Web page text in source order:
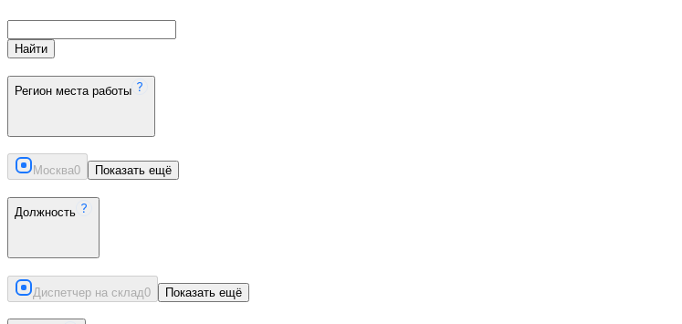
Найти
Регион места работы
Москва0 Показать ещё
Должность
Диспетчер на склад0 Показать ещё